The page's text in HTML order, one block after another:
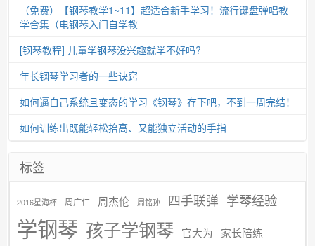
（免费）【钢琴教学1~11】超适合新手学习！流行键盘弹唱教
学合集（电钢琴入门自学教
[钢琴教程] 儿童学钢琴没兴趣就学不好吗?
年长钢琴学习者的一些诀窍
如何逼自己系统且变态的学习《钢琴》存下吧，不到一周完结！
如何训练出既能轻松抬高、又能独立活动的手指
标签
2016星海杯 周广仁 周杰伦 周铭孙 四手联弹 学琴经验
学钢琴 孩子学钢琴 官大为 家长陪练